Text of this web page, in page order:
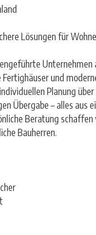
Lösungen für
und
Planung
Übergabe – alles aus
Beratung
Bauherren.